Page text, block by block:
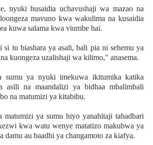
nyuki husaidia uchavushaji wa mazao na
mavuno kwa wakulima na kusaidia
kuwa salama kwa viumbe hai.
tu biashara ya asali, bali pia ni sehemu ya
kuongeza uzalishaji wa kilimo," anasema.
sumu ya nyuki imekuwa ikitumika katika
asili na maandalizi ya bidhaa mbalimbali
na matumizi ya kitabibu.
matumizi ya sumu hiyo yanahitaji tahadhari
kwa watu wenye matatizo makubwa ya
damu au baadhi ya changamoto za kiafya.